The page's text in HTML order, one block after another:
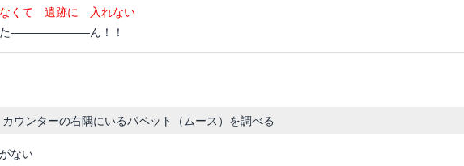
なくて 遺跡に 入れない
た―――――――ん！！
カウンターの右隅にいるパペット（ムース）を調べる
ない